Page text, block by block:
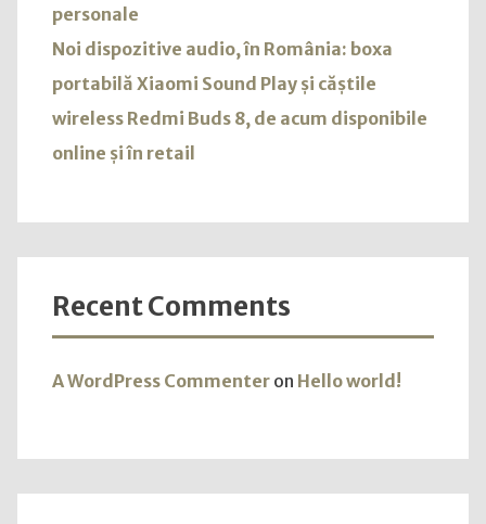
personale
Noi dispozitive audio, în România: boxa
portabilă Xiaomi Sound Play și căștile
wireless Redmi Buds 8, de acum disponibile
online și în retail
Recent Comments
A WordPress Commenter on Hello world!